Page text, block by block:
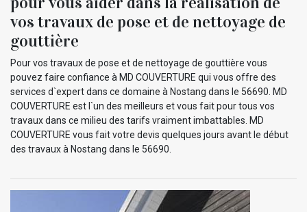
vos travaux de pose et de nettoyage de
gouttière
Pour vos travaux de pose et de nettoyage de gouttière vous
pouvez faire confiance à MD COUVERTURE qui vous offre des
services d`expert dans ce domaine à Nostang dans le 56690. MD
COUVERTURE est l`un des meilleurs et vous fait pour tous vos
travaux dans ce milieu des tarifs vraiment imbattables. MD
COUVERTURE vous fait votre devis quelques jours avant le début
des travaux à Nostang dans le 56690.